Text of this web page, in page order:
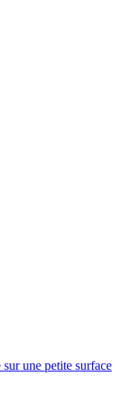
une petite surface